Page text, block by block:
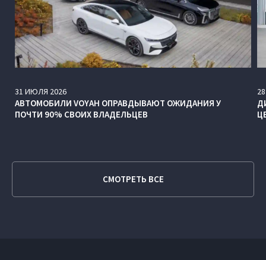
31 ИЮЛЯ 2026
АВТОМОБИЛИ VOYAH ОПРАВДЫВАЮТ ОЖИДАНИЯ У
ПОЧТИ 90% СВОИХ ВЛАДЕЛЬЦЕВ
28
СМОТРЕТЬ ВСЕ